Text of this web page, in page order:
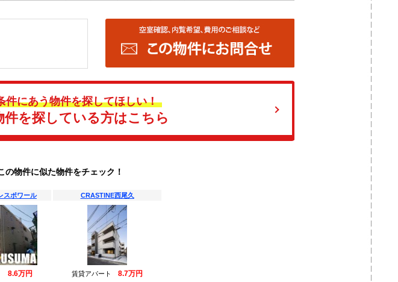
件にあう物件を探してほしい！
件を探している方はこちら
の物件に似た物件をチェック！
ポワール
8.6万円
CRASTINE西尾久
賃貸アパート 8.7万円